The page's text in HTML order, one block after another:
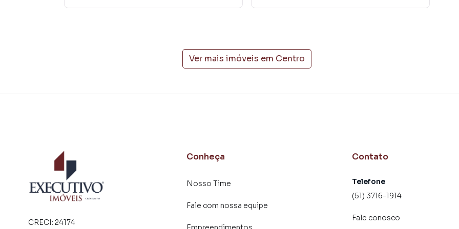
como consequência uma maior chance de vender ou alugar seu imóvel mais rápido. Contamos também
Ver mais imóveis em Centro
CRECI: 24174
Conheça
Nosso Time
Fale com nossa equipe
Contato
Telefone
(51) 3716-1914
Fale conosco